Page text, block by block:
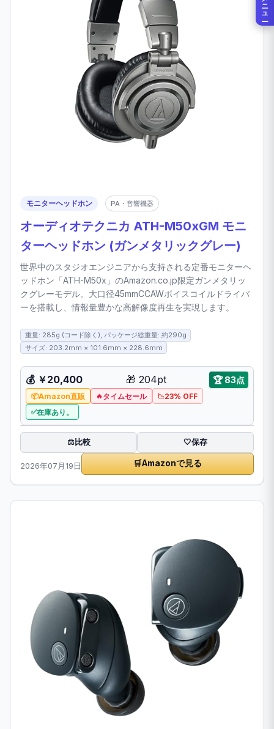
モニターヘッドホン PA・音響機器
オーディオテクニカ ATH-M50xGM モニ
ターヘッドホン (ガンメタリックグレー)
世界中のスタジオエンジニアから支持される定番モニターヘ
ッドホン「ATH-M50x」のAmazon.co.jp限定ガンメタリッ
クグレーモデル。大口径45mmCCAWボイスコイルドライバ
ーを搭載し、情報量豊かな高解像度再生を実現します。
重量: 285g (コード除く), パッケージ総重量: 約290g
サイズ: 203.2mm × 101.6mm × 228.6mm
💰 ￥20,400 🎁 204pt 🏆 83点
Amazon直販 タイムセール
23% OFF
在庫あり。
⚖️比較 🤍保存
2026年07月19日 🛒Amazonで見る